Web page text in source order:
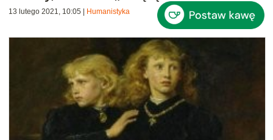
13 lutego 2021, 10:05 Humanistyka